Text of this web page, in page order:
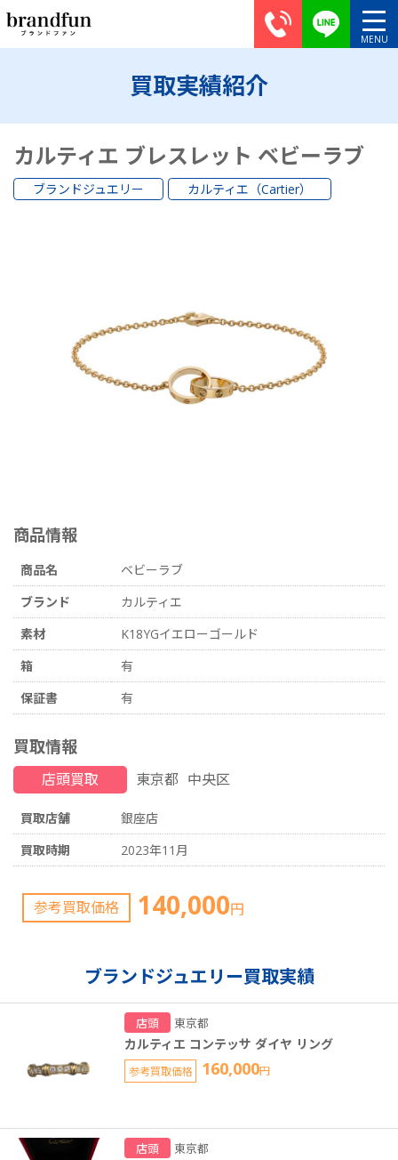
買取実績紹介
カルティエ ブレスレット ベビーラブ
ブランドジュエリー カルティエ（Cartier）
商品情報
商品名
ベビーラブ
ブランド
カルティエ
素材
K18YGイエローゴールド
箱
有
保証書
有
買取情報
店頭買取 東京都 中央区
買取店舗
銀座店
買取時期
2023年11月
参考買取価格 140,000円
ブランドジュエリー買取実績
店頭 東京都
カルティエ コンテッサ ダイヤ リング
参考買取価格 160,000円
店頭 東京都